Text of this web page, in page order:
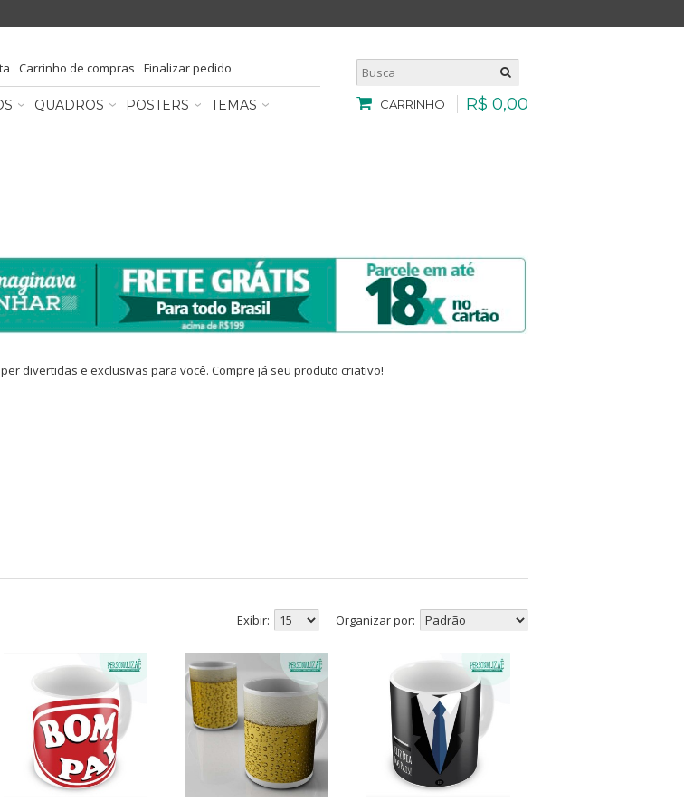
Carrinho de compras Finalizar pedido
QUADROS POSTERS TEMAS CARRINHO R$ 0,00
divertidas e exclusivas para você. Compre já seu produto criativo!
Exibir: Organizar por: